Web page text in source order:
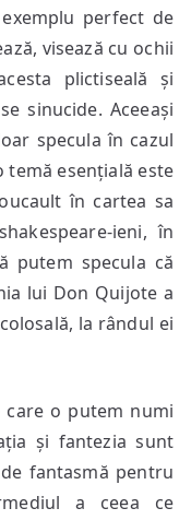
perfect de
visează cu ochii
plictiseală și
sinucide. Aceeași
specula în cazul
temă esențială este
în cartea sa
ieni, în
putem specula că
lui Don Quijote a
la rândul ei
care o putem numi
și fantezia sunt
fantasmă pentru
a ceea ce